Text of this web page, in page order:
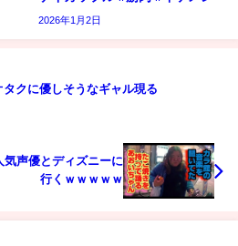
2026年1月2日
タクに優しそうなギャル現る
気声優とディズニーに
行くｗｗｗｗｗ